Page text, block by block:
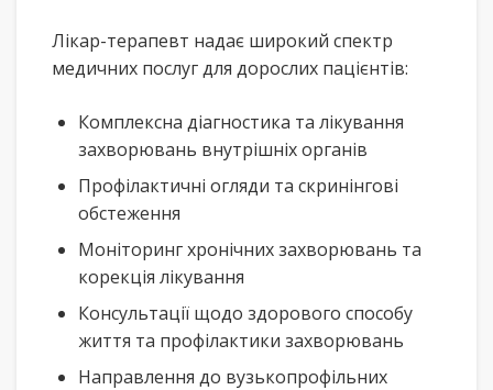
Лікар-терапевт надає широкий спектр
медичних послуг для дорослих пацієнтів:
Комплексна діагностика та лікування
захворювань внутрішніх органів
Профілактичні огляди та скринінгові
обстеження
Моніторинг хронічних захворювань та
корекція лікування
Консультації щодо здорового способу
життя та профілактики захворювань
Направлення до вузькопрофільних